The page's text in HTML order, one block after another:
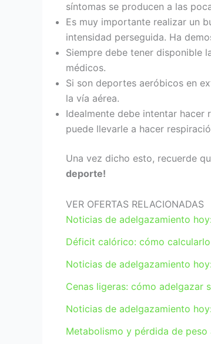
síntomas se producen a las
Es muy importante realizar un
intensidad perseguida. Ha
Siempre debe tener disponible
médicos.
Si son deportes aeróbicos en
la vía aérea.
Idealmente debe intentar hacer
puede llevarle a hacer
Una vez dicho esto, recuerde
deporte!
VER OFERTAS RELACIONADAS
Noticias de adelgazamiento
Déficit calórico: cómo
Noticias de adelgazamiento
Cenas ligeras: cómo adelgazar
Noticias de adelgazamiento
Metabolismo y pérdida de